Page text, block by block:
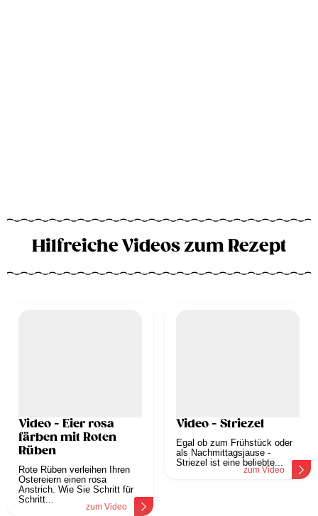
Hilfreiche Videos zum Rezept
Video - Eier rosa
färben mit Roten
Rüben
Rote Rüben verleihen Ihren
Ostereiern einen rosa
Anstrich. Wie Sie Schritt für
Schritt...
zum Video
Video - Striezel
Egal ob zum Frühstück oder
als Nachmittagsjause -
Striezel ist eine beliebte...
zum Video